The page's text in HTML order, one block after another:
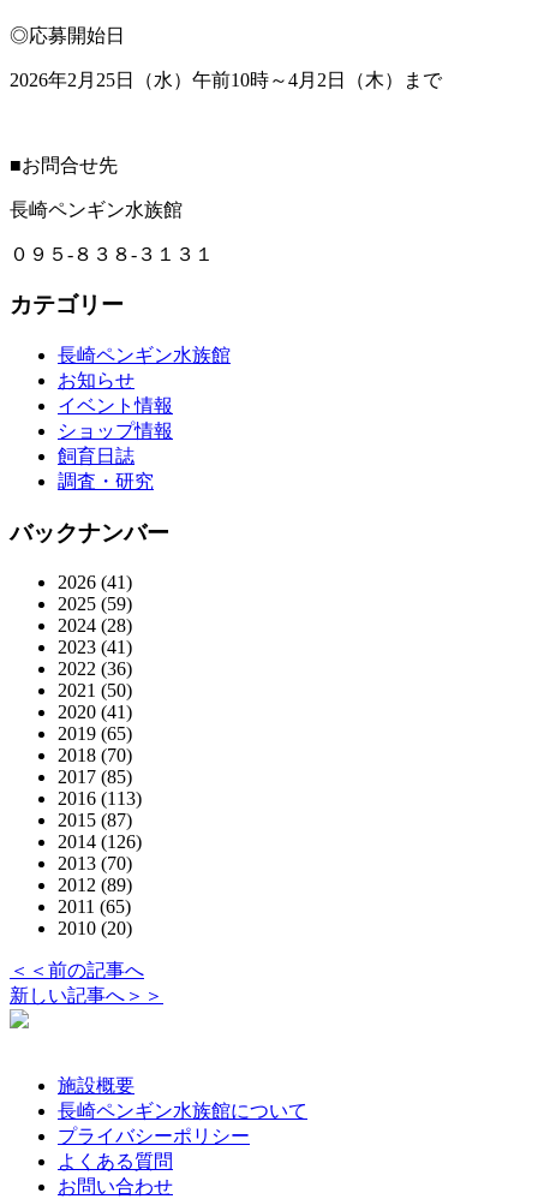
◎応募開始日
2026年2月25日（水）午前10時～4月2日（木）まで
■お問合せ先
長崎ペンギン水族館
０９５-８３８-３１３１
カテゴリー
長崎ペンギン水族館
お知らせ
イベント情報
ショップ情報
飼育日誌
調査・研究
バックナンバー
2026 (41)
2025 (59)
2024 (28)
2023 (41)
2022 (36)
2021 (50)
2020 (41)
2019 (65)
2018 (70)
2017 (85)
2016 (113)
2015 (87)
2014 (126)
2013 (70)
2012 (89)
2011 (65)
2010 (20)
＜＜前の記事へ
新しい記事へ＞＞
施設概要
長崎ペンギン水族館について
プライバシーポリシー
よくある質問
お問い合わせ